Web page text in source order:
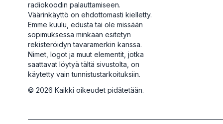
radiokoodin palauttamiseen.
Väärinkäyttö on ehdottomasti kielletty.
Emme kuulu, edusta tai ole missään
sopimuksessa minkään esitetyn
rekisteröidyn tavaramerkin kanssa.
Nimet, logot ja muut elementit, jotka
saattavat löytyä tältä sivustolta, on
käytetty vain tunnistustarkoituksiin.
© 2026 Kaikki oikeudet pidätetään.